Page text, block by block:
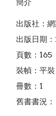
簡介
出版社：
出版日期
頁數：165
裝幀：平裝
冊數：1
舊書書況：